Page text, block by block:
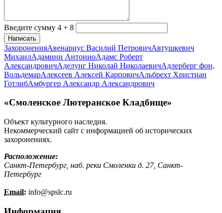
Введите сумму 4 + 8
Написать
ЗахороненияАвенариус Василий ПетровичАвтушкевич
МихаилАдамини АнтониоАдамс Роберт
АлександровичАделунг Николай НиколаевичАдлерберг фон,
ВольдемарАлексеев Алексей КарповичАльбрехт Христиан
ГотлибАмбургер Александр Александрович
«Смоленское Лютеранское Кладбище»
Объект культурного наследия.
Некоммерческий сайт с информацией об исторических
захоронениях.
Расположение:
Санкт-Петербург, наб. реки Смоленки д. 27, Санкт-
Петербург
Email: info@spslc.ru